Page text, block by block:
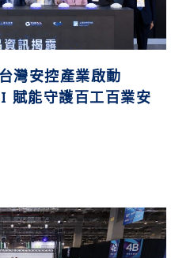
灣安控產業啟動
賦能守護百工百業安